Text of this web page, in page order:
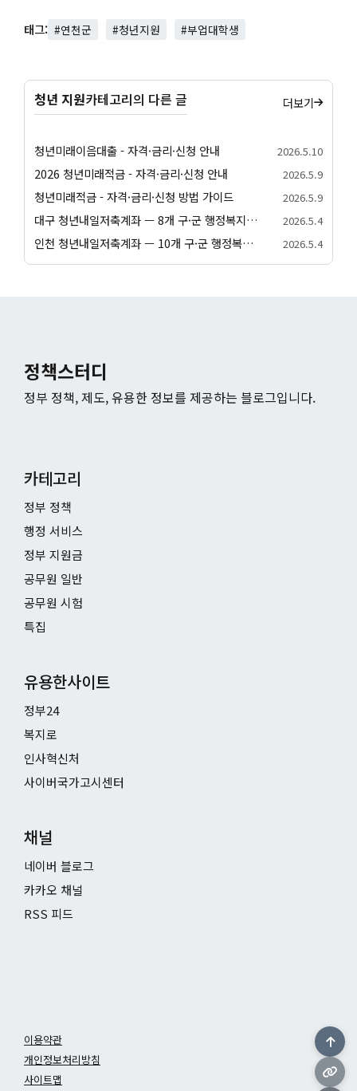
태그: #연천군 #청년지원 #부업대학생
청년 지원카테고리의 다른 글 더보기
청년미래이음대출 - 자격·금리·신청 안내 2026.5.10
2026 청년미래적금 - 자격·금리·신청 안내 2026.5.9
청년미래적금 - 자격·금리·신청 방법 가이드 2026.5.9
대구 청년내일저축계좌 — 8개 구·군 행정복지센터 신청 방법 2026.5.4
인천 청년내일저축계좌 — 10개 구·군 행정복지센터 신청 방법 2026.5.4
정책스터디
정부 정책, 제도, 유용한 정보를 제공하는 블로그입니다.
카테고리
정부 정책
행정 서비스
정부 지원금
공무원 일반
공무원 시험
특집
유용한사이트
정부24
복지로
인사혁신처
사이버국가고시센터
채널
네이버 블로그
카카오 채널
RSS 피드
이용약관
개인정보처리방침
사이트맵